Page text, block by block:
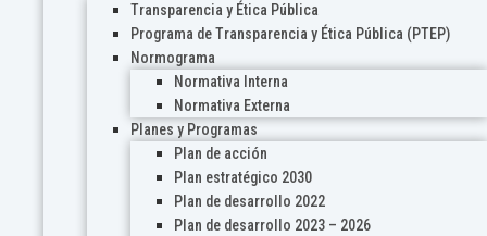
Transparencia y Ética Pública
Programa de Transparencia y Ética Pública (PTEP)
Normograma
Normativa Interna
Normativa Externa
Planes y Programas
Plan de acción
Plan estratégico 2030
Plan de desarrollo 2022
Plan de desarrollo 2023 – 2026